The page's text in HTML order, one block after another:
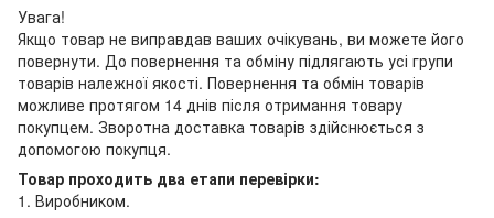
Увага!
Якщо товар не виправдав ваших очікувань, ви можете його
повернути. До повернення та обміну підлягають усі групи
товарів належної якості. Повернення та обмін товарів
можливе протягом 14 днів після отримання товару
покупцем. Зворотна доставка товарів здійснюється з
допомогою покупця.
Товар проходить два етапи перевірки:
1. Виробником.